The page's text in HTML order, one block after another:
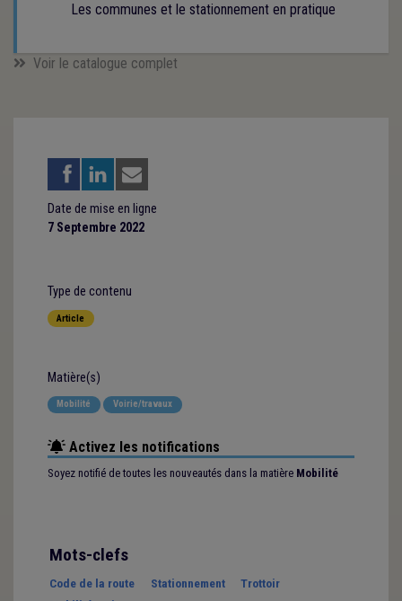
Les communes et le stationnement en pratique
Voir le catalogue complet
Date de mise en ligne
7 Septembre 2022
Type de contenu
Article
Matière(s)
Mobilité Voirie/travaux
Activez les notifications
Soyez notifié de toutes les nouveautés dans la matière Mobilité
Mots-clefs
Code de la route Stationnement
Trottoir